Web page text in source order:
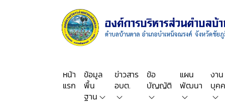
หน้า
แรก
ข้อมูล
พื้น
ฐาน
ข่าวสาร
อบต.
ข้อ
บัญญัติ
แผน
พัฒนา
งาน
บุค